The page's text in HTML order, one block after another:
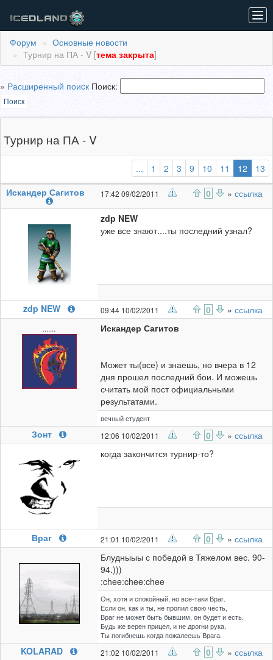
Форум
Основные новости
Турнир на ПА - V [тема закрыта]
» Расширенный поиcк Поиск:
Поиск
Турнир на ПА - V
... 1 2 3 9 10 11 12
13
Искандер Сагитов
17:42 09/02/2011 0 » ссылка
zdp NEW
уже все знают....ты последний узнал?
zdp NEW 09:44 10/02/2011 0 » ссылка
....... Искандер Сагитов
Может ты(все) и знаешь, но вчера в 12
дня прошел последний бои. И можешь
считать мой пост официальными
результатами.
вечный студент
Зонт 12:06 10/02/2011 0 » ссылка
когда закончится турнир-то?
Враг 21:01 10/02/2011 0 » ссылка
Блудныыы с победой в Тяжелом вес. 90-
94.)))
:chee:chee:chee
Он, хотя и спокойный, но все-таки Враг.
Если он, как и ты, не пропил свою честь,
Враг не может быть бывшим, он будет и есть.
Будь же верен прицел, и не дрогни рука,
Ты погибнешь когда пожалеешь Врага.
KOLARAD 21:02 10/02/2011 0 » ссылка